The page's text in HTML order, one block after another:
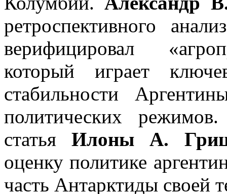
ретроспективного
верифицировал
который играет
стабильности
политических
статьяИлоны А.
оценку политике
часть Антарктиды своей